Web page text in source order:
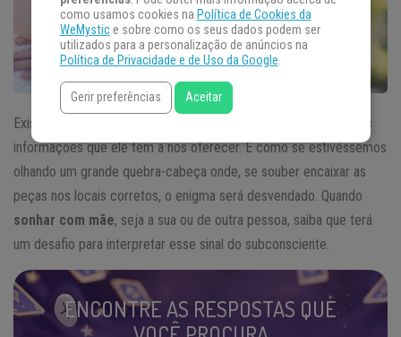
Existe muito a se aprender com o mundo dos sonhos e todas as
informações que ele tem a nos oferecer. É como se estivéssemos
olhando um grande quebra-cabeça onde, se souber encaixar as
peças nos locais corretos, o enigma será desvendado. Quando
sonhar com mãe, seja a sua ou de outra pessoa, saiba que terá
um desafio para interpretar esse sinal do subconsciente.
ENCONTRE AS RESPOSTAS QUE
como usamos cookies na Política de Cookies da
WeMystice sobre como os seus dados podem ser
utilizados para a personalização de anúncios na
Política de Privacidade e de Uso da Google.
Gerir preferências Aceitar